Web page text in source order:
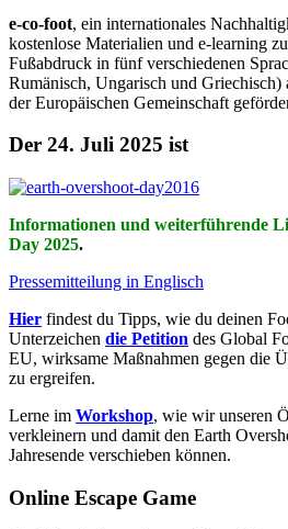
e-co-foot, ein internationales
kostenlose Materialien und e-learning
Fußabdruck in fünf verschiedenen
Rumänisch, Ungarisch und
der Europäischen Gemeinschaft
Der 24. Juli 2025 ist
Informationen und weiterführende
Day 2025.
Pressemitteilung in Englisch
Hier findest du Tipps, wie du deinen
Unterzeichen die Petition des Global
EU, wirksame Maßnahmen gegen die
zu ergreifen.
Lerne im Workshop, wie wir unseren
verkleinern und damit den Earth
Jahresende verschieben können.
Online Escape Game